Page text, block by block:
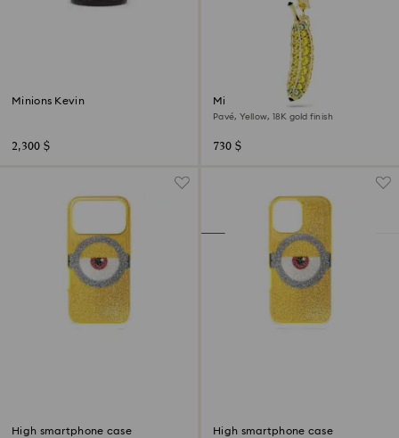
Minions Kevin
2,300 $
Minions Banana charm
Pavé, Yellow, 18K gold finish
730 $
High smartphone case High smartphone case